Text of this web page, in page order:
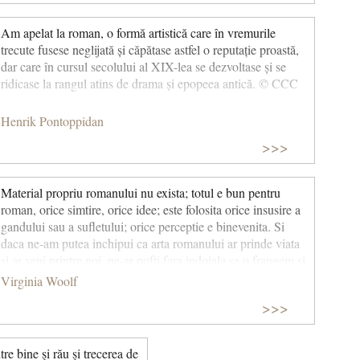
Am apelat la roman, o formă artistică care în vremurile
trecute fusese neglijată și căpătase astfel o reputație proastă,
dar care în cursul secolului al XIX-lea se dezvoltase și se
ridicase la rangul atins de drama și epopeea antică. © CCC
Henrik Pontoppidan
>>>
Material propriu romanului nu exista; totul e bun pentru
roman, orice simtire, orice idee; este folosita orice insusire a
gandului sau a sufletului; orice perceptie e binevenita. Si
daca ne-am putea inchipui ca arta romanului ar prinde viata
sa o bruftuluim, dar si sa o cinstim si sa o iubim, pentru ca in
felul asta tineretea ei ar fi reimprospatata si suveranitatea ei
Virginia Woolf
>>>
bine şi rău şi trecerea de